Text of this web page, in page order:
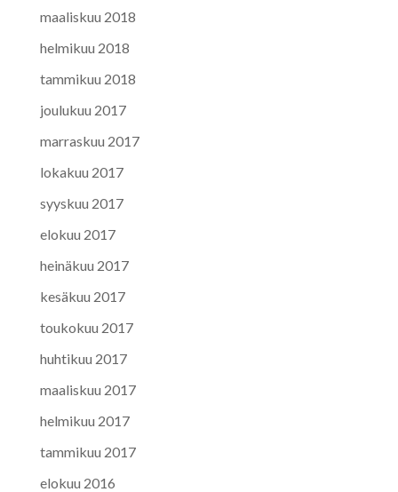
maaliskuu 2018
helmikuu 2018
tammikuu 2018
joulukuu 2017
marraskuu 2017
lokakuu 2017
syyskuu 2017
elokuu 2017
heinäkuu 2017
kesäkuu 2017
toukokuu 2017
huhtikuu 2017
maaliskuu 2017
helmikuu 2017
tammikuu 2017
elokuu 2016